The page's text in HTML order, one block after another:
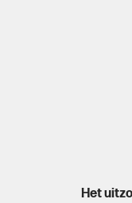
Het